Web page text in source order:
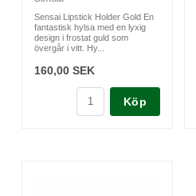
Sensai Lipstick Holder Gold En
fantastisk hylsa med en lyxig
design i frostat guld som
övergår i vitt. Hy...
160,00 SEK
Köp